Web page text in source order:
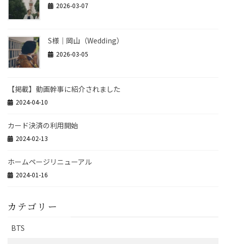
2026-03-07
S様｜岡山（Wedding）
2026-03-05
【掲載】動画幹事に紹介されました
2024-04-10
カード決済の利用開始
2024-02-13
ホームページリニューアル
2024-01-16
カテゴリー
BTS